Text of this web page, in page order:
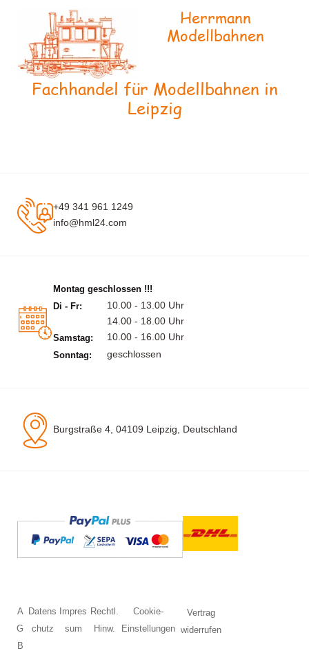
Herrmann
Modellbahnen
Fachhandel für Modellbahnen in
Leipzig
+49 341 961 1249
info@hml24.com
Montag geschlossen !!!
Di - Fr:
10.00 - 13.00 Uhr
14.00 - 18.00 Uhr
Samstag: 10.00 - 16.00 Uhr
Sonntag: geschlossen
Burgstraße 4, 04109 Leipzig, Deutschland
A
G
B
Datens
chutz
Impres
sum
Rechtl.
Hinw.
Cookie-
Einstellungen
Vertrag
widerrufen